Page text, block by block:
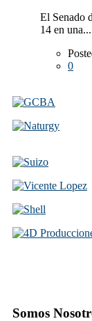
El Senado
14 en una...
0
Somos